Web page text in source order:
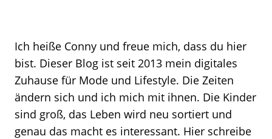
Ich heiße Conny und freue mich, dass du hier
bist. Dieser Blog ist seit 2013 mein digitales
Zuhause für Mode und Lifestyle. Die Zeiten
ändern sich und ich mich mit ihnen. Die Kinder
sind groß, das Leben wird neu sortiert und
genau das macht es interessant. Hier schreibe